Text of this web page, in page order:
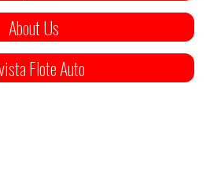
About Us
Flote Auto